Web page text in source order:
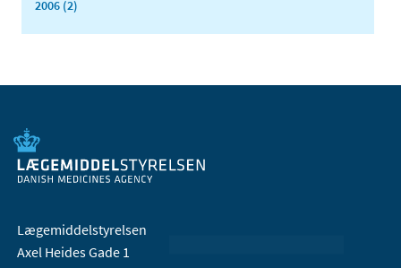
2006 (2)
Lægemiddelstyrelsen
Axel Heides Gade 1